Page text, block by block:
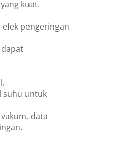
kuat.
pengeringan
suhu untuk
data